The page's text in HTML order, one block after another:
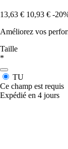
13,63 € 10,93 € -
Améliorez vos
Taille
*
TU
Ce champ est requis
Expédié en 4 jours